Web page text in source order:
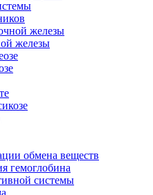
железы
железы
обмена веществ
гемоглобина
системы